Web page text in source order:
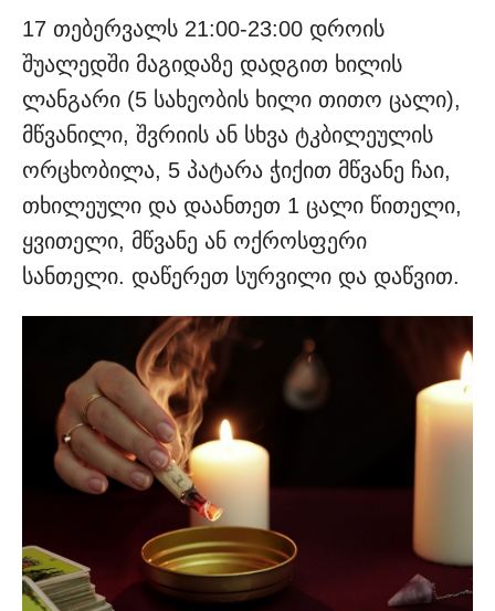
17 თებერვალს 21:00-23:00 დროის
შუალედში მაგიდაზე დადგით ხილის
ლანგარი (5 სახეობის ხილი თითო ცალი),
მწვანილი, შვრიის ან სხვა ტკბილეულის
ორცხობილა, 5 პატარა ჭიქით მწვანე ჩაი,
თხილეული და დაანთეთ 1 ცალი წითელი,
ყვითელი, მწვანე ან ოქროსფერი
სანთელი. დაწერეთ სურვილი და დაწვით.